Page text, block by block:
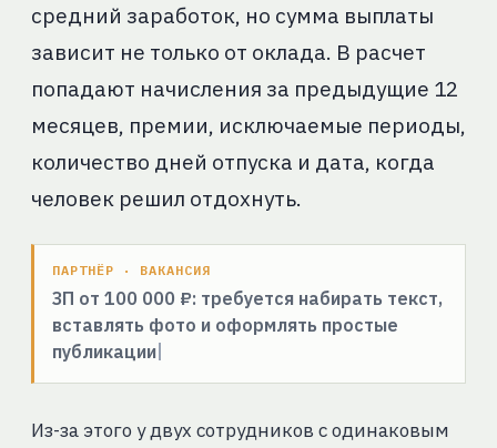
средний заработок, но сумма выплаты
зависит не только от оклада. В расчет
попадают начисления за предыдущие 12
месяцев, премии, исключаемые периоды,
количество дней отпуска и дата, когда
человек решил отдохнуть.
ПАРТНЁР · ВАКАНСИЯ
ЗП от 100 000 ₽: требуется набирать текст,
вставлять фото и оформлять простые
публикации
Из-за этого у двух сотрудников с одинаковым